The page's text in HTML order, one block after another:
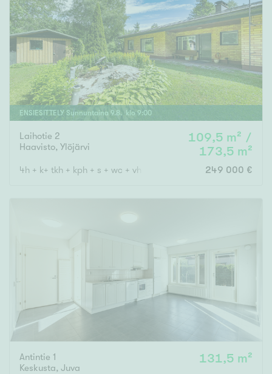
ENSIESITTELY Sunnuntaina 9.8 . klo 9:00
Laihotie 2
Haavisto, Ylöjärvi
109,5 m² /
173,5 m²
4h + k+ tkh + kph + s + wc + vh + autotalli + var/kellari + tekn +
249 000 €
Antintie 1
Keskusta, Juva
131,5 m²